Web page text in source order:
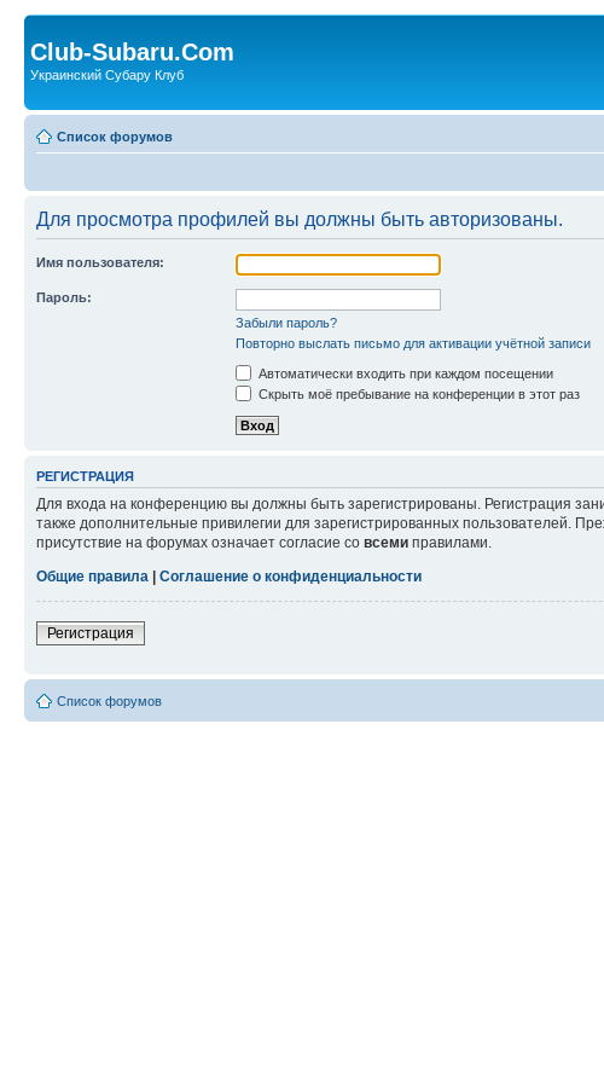
Club-Subaru.Com
Украинский Субару Клуб
Список форумов
Для просмотра профилей вы должны быть авторизованы.
Имя пользователя:
Пароль:
Забыли пароль?
Повторно выслать письмо для активации учётной записи
Автоматически входить при каждом посещении
Скрыть моё пребывание на конференции в этот раз
РЕГИСТРАЦИЯ
Для входа на конференцию вы должны быть зарегистрированы. Регистрация
также дополнительные привилегии для зарегистрированных пользователей.
присутствие на форумах означает согласие со всеми правилами.
Общие правила
Соглашение о конфиденциальности
Регистрация
Список форумов